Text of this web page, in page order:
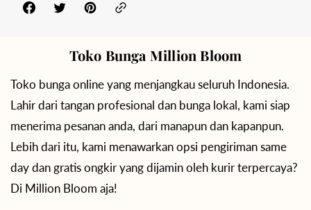
Toko Bunga Million Bloom
Toko bunga online yang menjangkau seluruh Indonesia.
Lahir dari tangan profesional dan bunga lokal, kami siap
menerima pesanan anda, dari manapun dan kapanpun.
Lebih dari itu, kami menawarkan opsi pengiriman same
day dan gratis ongkir yang dijamin oleh kurir terpercaya?
Di Million Bloom aja!